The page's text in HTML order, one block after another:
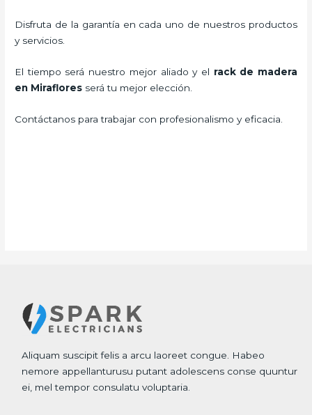
Disfruta de la garantía en cada uno de nuestros productos
y servicios.
El tiempo será nuestro mejor aliado y el rack de madera
en Miraflores será tu mejor elección.
Contáctanos para trabajar con profesionalismo y eficacia.
Aliquam suscipit felis a arcu laoreet congue. Habeo
nemore appellanturusu putant adolescens conse quuntur
ei, mel tempor consulatu voluptaria.